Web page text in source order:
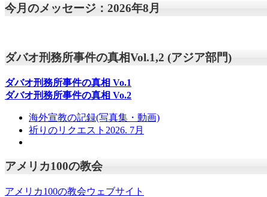
今月のメッセージ：2026年8月
ダバオ刑務所事件の真相Vol.1,2 (アジア部門)
ダバオ刑務所事件の真相 Vo.1
ダバオ刑務所事件の真相 Vo.2
海外宣教の記録(写真集・動画)
祈りのリクエスト2026. 7月
アメリカ100の教会
アメリカ100の教会ウェブサイト